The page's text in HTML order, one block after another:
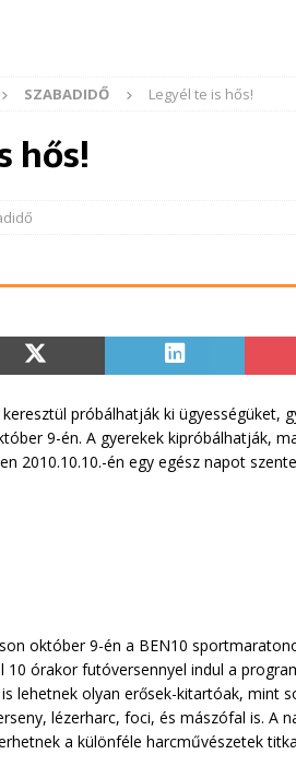
SZABADIDŐ Legyél te is hős!
hős!
keresztül próbálhatják ki
9-én. A gyerekek kipróbálhatják,
2010.10.10.-én egy egész napot
október 9-én a BEN10
10 órakor futóversennyel indul a
lehetnek olyan erősek-kitartóak, mint
lézerharc, foci, és mászófal is.
a különféle harcművészetek